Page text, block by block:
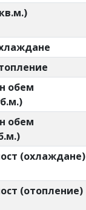
обем
обем
(охлаждане)
(отопление)